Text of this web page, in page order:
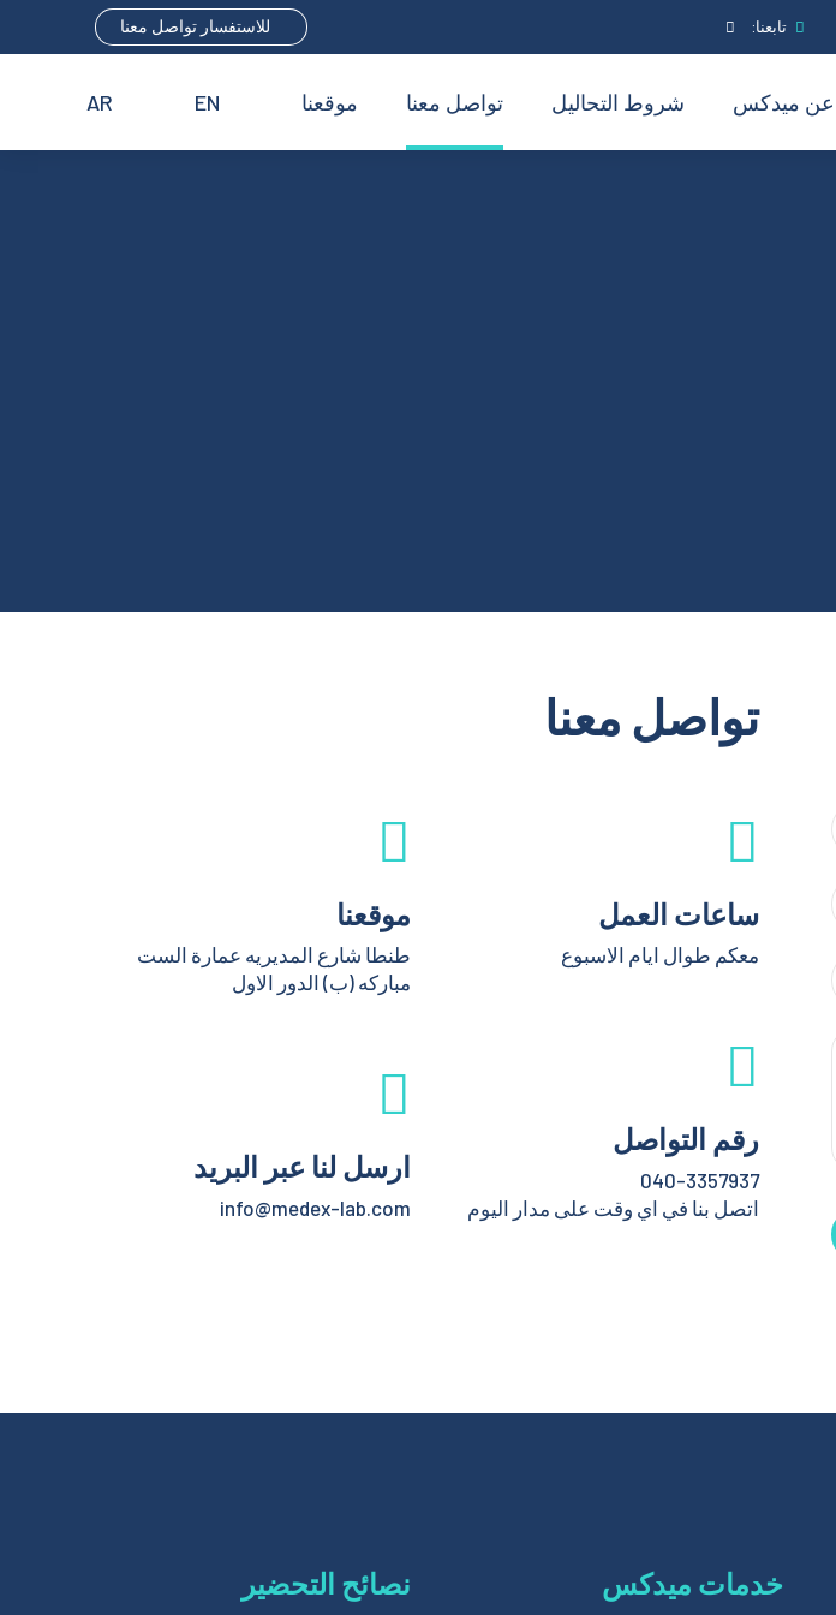
تابعنا: للاستفسار تواصل معنا
عن ميدكس شروط التحاليل تواصل معنا موقعنا EN
AR
تواصل معنا
ساعات العمل
معكم طوال ايام الاسبوع
رقم التواصل
040-3357937
اتصل بنا في اي وقت على مدار اليوم
موقعنا
طنطا شارع المديريه عمارة الست
مباركه (ب) الدور الاول
ارسل لنا عبر البريد
info@medex-lab.com
خدمات ميدكس نصائح التحضير